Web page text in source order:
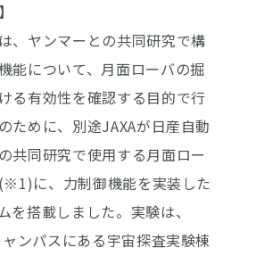
、ヤンマーとの共同研究で構
能について、月面ローバの掘
る有効性を確認する目的で行
ために、別途JAXAが日産自動
共同研究で使用する月面ロー
に、力制御機能を実装した
を搭載しました。実験は、
ンパスにある宇宙探査実験棟